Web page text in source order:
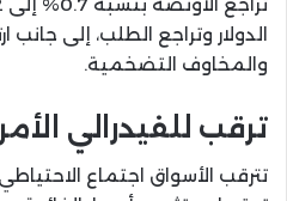
الدولار وتراجع الطلب، إلى جانب
والمخاوف التضخمية.
ترقب للفيدرالي
تترقب الأسواق اجتماع